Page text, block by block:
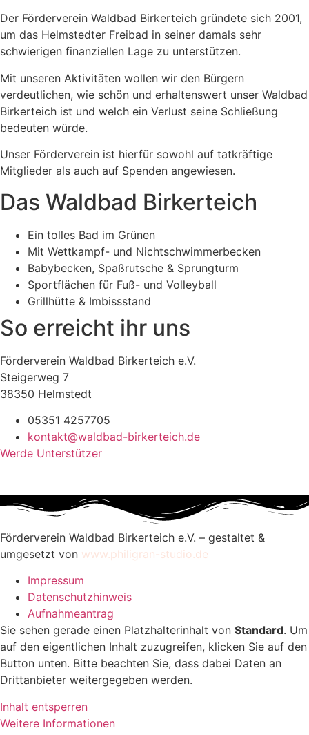
Der Förderverein Waldbad Birkerteich gründete sich 2001,
um das Helmstedter Freibad in seiner damals sehr
schwierigen finanziellen Lage zu unterstützen.
Mit unseren Aktivitäten wollen wir den Bürgern
verdeutlichen, wie schön und erhaltenswert unser Waldbad
Birkerteich ist und welch ein Verlust seine Schließung
bedeuten würde.
Unser Förderverein ist hierfür sowohl auf tatkräftige
Mitglieder als auch auf Spenden angewiesen.
Das Waldbad Birkerteich
Ein tolles Bad im Grünen
Mit Wettkampf- und Nichtschwimmerbecken
Babybecken, Spaßrutsche & Sprungturm
Sportflächen für Fuß- und Volleyball
Grillhütte & Imbissstand
So erreicht ihr uns
Förderverein Waldbad Birkerteich e.V.
Steigerweg 7
38350 Helmstedt
05351 4257705
kontakt@waldbad-birkerteich.de
Werde Unterstützer
Förderverein Waldbad Birkerteich e.V. – gestaltet &
umgesetzt von www.philigran-studio.de
Impressum
Datenschutzhinweis
Aufnahmeantrag
Sie sehen gerade einen Platzhalterinhalt von Standard. Um
auf den eigentlichen Inhalt zuzugreifen, klicken Sie auf den
Button unten. Bitte beachten Sie, dass dabei Daten an
Drittanbieter weitergegeben werden.
Inhalt entsperren
Weitere Informationen